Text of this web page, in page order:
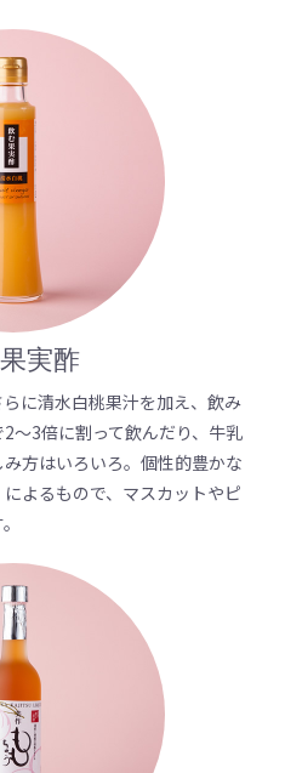
実酢
に清水白桃果汁を加え、飲み
～3倍に割って飲んだり、牛乳
方はいろいろ。個性的豊かな
よるもので、マスカットやピ